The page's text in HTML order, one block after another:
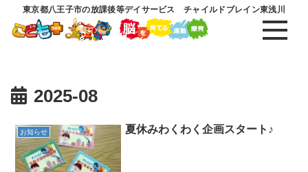
東京都八王子市の放課後等デイサービス チャイルドブレイン東浅川
2025-08
お知らせ 夏休みわくわく企画スタート♪